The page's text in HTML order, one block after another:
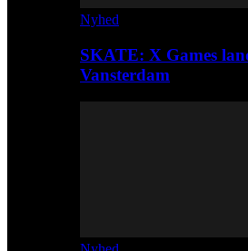
Nyhed
SKATE: X Games
Vansterdam